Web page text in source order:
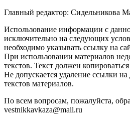
Главный редактор: Сидельникова
Использование информации с
исключительно на следующих
необходимо указывать ссылку на
При использовании материалов
текстов. Текст должен
Не допускается удаление ссылки
текстов материалов.
По всем вопросам, пожалуйста,
vestnikkavkaza@mail.ru